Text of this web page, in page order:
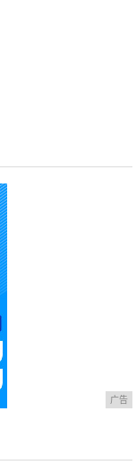
广告